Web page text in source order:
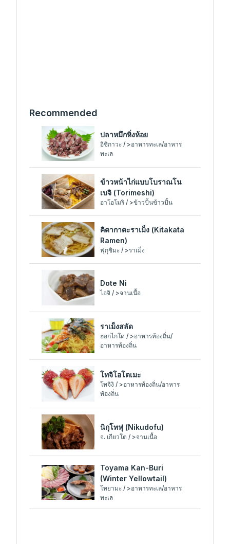
Recommended
ปลาหมึกหิ่งห้อย
อิชิกาวะ / >อาหารทะเล/อาหาร
ทะเล
ข้าวหน้าไก่แบบโบราณโน
เบจิ (Torimeshi)
อาโอโมริ / >ข้าวปั้นข้าวปั้น
คิตากาตะราเม็ง (Kitakata
Ramen)
ฟุกุชิมะ / >ราเม็ง
Dote Ni
ไอจิ / >จานเนื้อ
ราเม็งสลัด
ฮอกไกโด / >อาหารท้องถิ่น/
อาหารท้องถิ่น
โทจิโอโตเมะ
โทจิงิ / >อาหารท้องถิ่น/อาหาร
ท้องถิ่น
นิกุโทฟุ (Nikudofu)
จ. เกียวโต / >จานเนื้อ
Toyama Kan-Buri
(Winter Yellowtail)
โทยามะ / >อาหารทะเล/อาหาร
ทะเล